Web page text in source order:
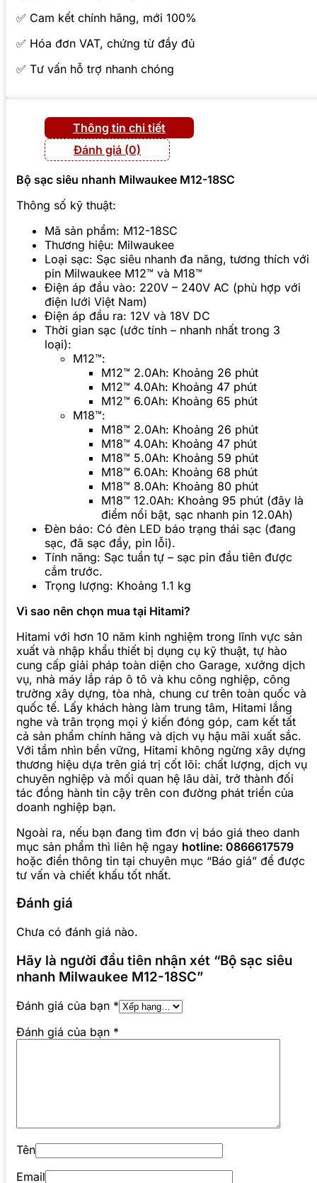
✅ Cam kết chính hãng, mới 100%
✅ Hóa đơn VAT, chứng từ đầy đủ
✅ Tư vấn hỗ trợ nhanh chóng
Thông tin chi tiết
Đánh giá (0)
Bộ sạc siêu nhanh Milwaukee M12-18SC
Thông số kỹ thuật:
Mã sản phẩm: M12-18SC
Thương hiệu: Milwaukee
Loại sạc: Sạc siêu nhanh đa năng, tương thích với
pin Milwaukee M12™ và M18™
Điện áp đầu vào: 220V – 240V AC (phù hợp với
điện lưới Việt Nam)
Điện áp đầu ra: 12V và 18V DC
Thời gian sạc (ước tính – nhanh nhất trong 3
loại):
M12™:
M12™ 2.0Ah: Khoảng 26 phút
M12™ 4.0Ah: Khoảng 47 phút
M12™ 6.0Ah: Khoảng 65 phút
M18™:
M18™ 2.0Ah: Khoảng 26 phút
M18™ 4.0Ah: Khoảng 47 phút
M18™ 5.0Ah: Khoảng 59 phút
M18™ 6.0Ah: Khoảng 68 phút
M18™ 8.0Ah: Khoảng 80 phút
M18™ 12.0Ah: Khoảng 95 phút (đây là
điểm nổi bật, sạc nhanh pin 12.0Ah)
Đèn báo: Có đèn LED báo trạng thái sạc (đang
sạc, đã sạc đầy, pin lỗi).
Tính năng: Sạc tuần tự – sạc pin đầu tiên được
cắm trước.
Trọng lượng: Khoảng 1.1 kg
Vì sao nên chọn mua tại Hitami?
Hitami với hơn 10 năm kinh nghiệm trong lĩnh vực sản
xuất và nhập khẩu thiết bị dụng cụ kỹ thuật, tự hào
cung cấp giải pháp toàn diện cho Garage, xưởng dịch
vụ, nhà máy lắp ráp ô tô và khu công nghiệp, công
trường xây dựng, tòa nhà, chung cư trên toàn quốc và
quốc tế. Lấy khách hàng làm trung tâm, Hitami lắng
nghe và trân trọng mọi ý kiến đóng góp, cam kết tất
cả sản phẩm chính hãng và dịch vụ hậu mãi xuất sắc.
Với tầm nhìn bền vững, Hitami không ngừng xây dựng
thương hiệu dựa trên giá trị cốt lõi: chất lượng, dịch vụ
chuyên nghiệp và mối quan hệ lâu dài, trở thành đối
tác đồng hành tin cậy trên con đường phát triển của
doanh nghiệp bạn.
Ngoài ra, nếu bạn đang tìm đơn vị báo giá theo danh
mục sản phẩm thì liên hệ ngay hotline: 0866617579
hoặc điền thông tin tại chuyên mục “Báo giá” để được
tư vấn và chiết khấu tốt nhất.
Đánh giá
Chưa có đánh giá nào.
Hãy là người đầu tiên nhận xét “Bộ sạc siêu
nhanh Milwaukee M12-18SC”
Đánh giá của bạn *
Đánh giá của bạn *
Tên
Email